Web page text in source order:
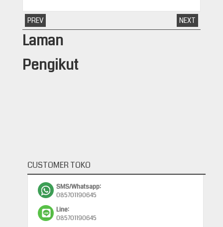
PREV NEXT
Laman
Pengikut
CUSTOMER TOKO
SMS/Whatsapp:
085701190645
Line:
085701190645